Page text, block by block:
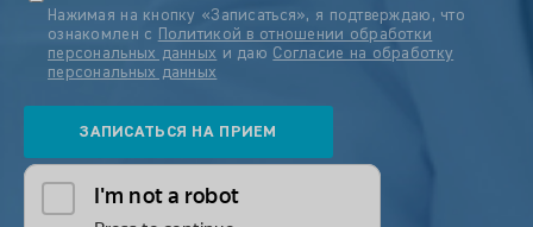
Нажимая на кнопку «Записаться», я подтверждаю, что
ознакомлен с
Политикой в отношении обработки
персональных данных и даю Согласие на обработку
персональных данных